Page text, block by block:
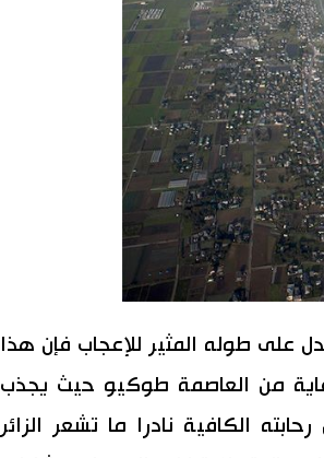
كيلومترا، مما يدل على طوله المثير للإعجاب فإن هذا
من العاصمة طوكيو حيث يجذب
الكافية نادرا ما تشعر الزائر